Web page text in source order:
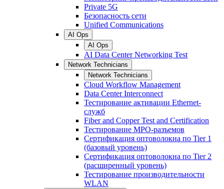
Private 5G
Безопасность сети
Unified Communications
AI Ops
AI Ops
AI Data Center Networking Test
Network Technicians
Network Technicians
Cloud Workflow Management
Data Center Interconnect
Тестирование активации Ethernet-
служб
Fiber and Copper Test and Certification
Тестирование МРО-разъемов
Сертификация оптоволокна по Tier 1
(базовый уровень)
Сертификация оптоволокна по Tier 2
(расширенный уровень)
Тестирование производительности
WLAN